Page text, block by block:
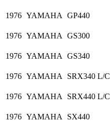
1976 YAMAHA GP440
1976 YAMAHA GS300
1976 YAMAHA GS340
1976 YAMAHA SRX340 L/C
1976 YAMAHA SRX440 L/C
1976 YAMAHA SX440